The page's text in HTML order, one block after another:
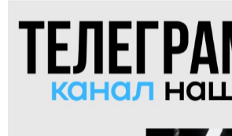
АЛЬТЕРНАТИВНЫЕ УПРАЖНЕНИЯ
Армейский жим. Жим штанги
Подъемы